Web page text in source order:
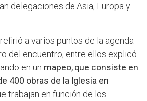
delegaciones de Asia, Europa y
a varios puntos de la agenda
del encuentro, entre ellos explicó
en un mapeo, que consiste en
400 obras de la Iglesia en
trabajan en función de los